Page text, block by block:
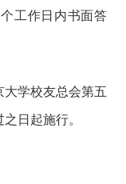
个工作日内书面答
大学校友总会第五
日起施行。